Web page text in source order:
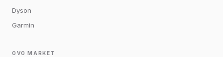
Dyson
Garmin
OVO MARKET